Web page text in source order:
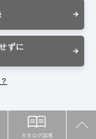
ずに
カタログ請求